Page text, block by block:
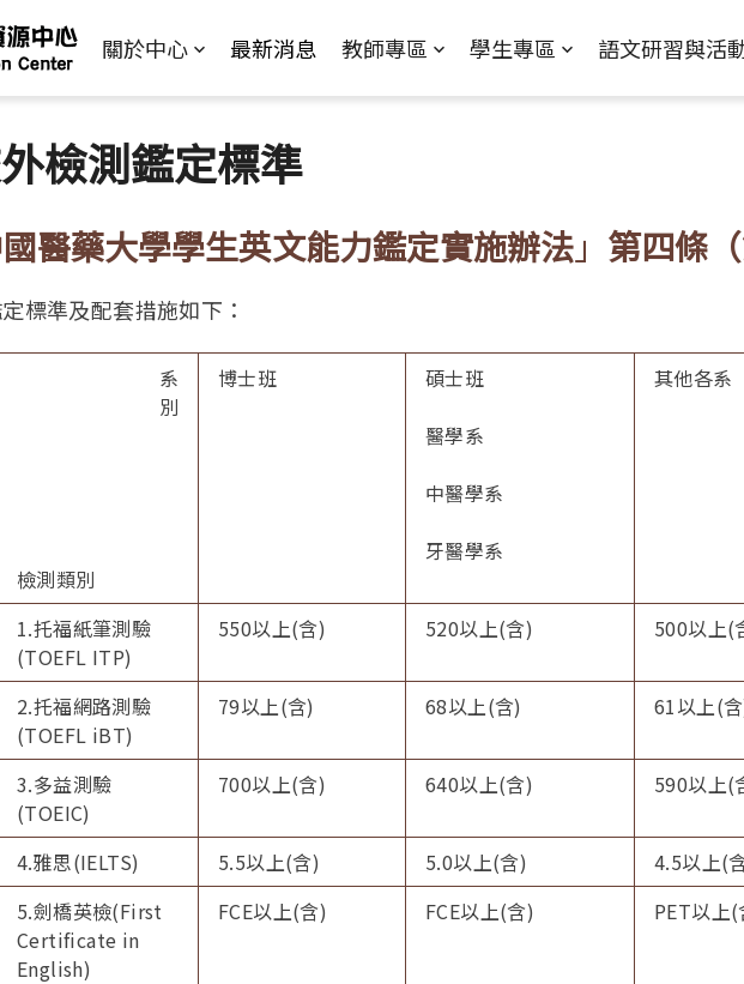
關於中心 最新消息 教師專區 學生專區 語文研習與活
檢測鑑定標準
醫藥大學學生英文能力鑑定實施辦法 」 第四條
標準及配套措施如下：
系
別
檢測類別
博士班
碩士班
醫學系
中醫學系
牙醫學系
其他各系
1.托福紙筆測驗
(TOEFL ITP)
550以上(含) 520以上(含) 500以上(
2.托福網路測驗
(TOEFL iBT)
79以上(含) 68以上(含) 61以上(
3.多益測驗
(TOEIC)
700以上(含) 640以上(含) 590以上(
4.雅思(IELTS) 5.5以上(含) 5.0以上(含)
4.5以上(
5.劍橋英檢(First
Certificate in
English)
FCE以上(含) FCE以上(含) PET以上(